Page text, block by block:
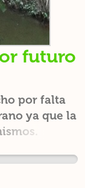
futuro
por falta
ya que la